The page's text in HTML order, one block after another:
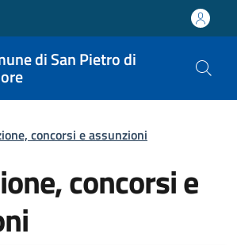
di San Pietro di
pane
concorsi e assunzioni
concorsi e